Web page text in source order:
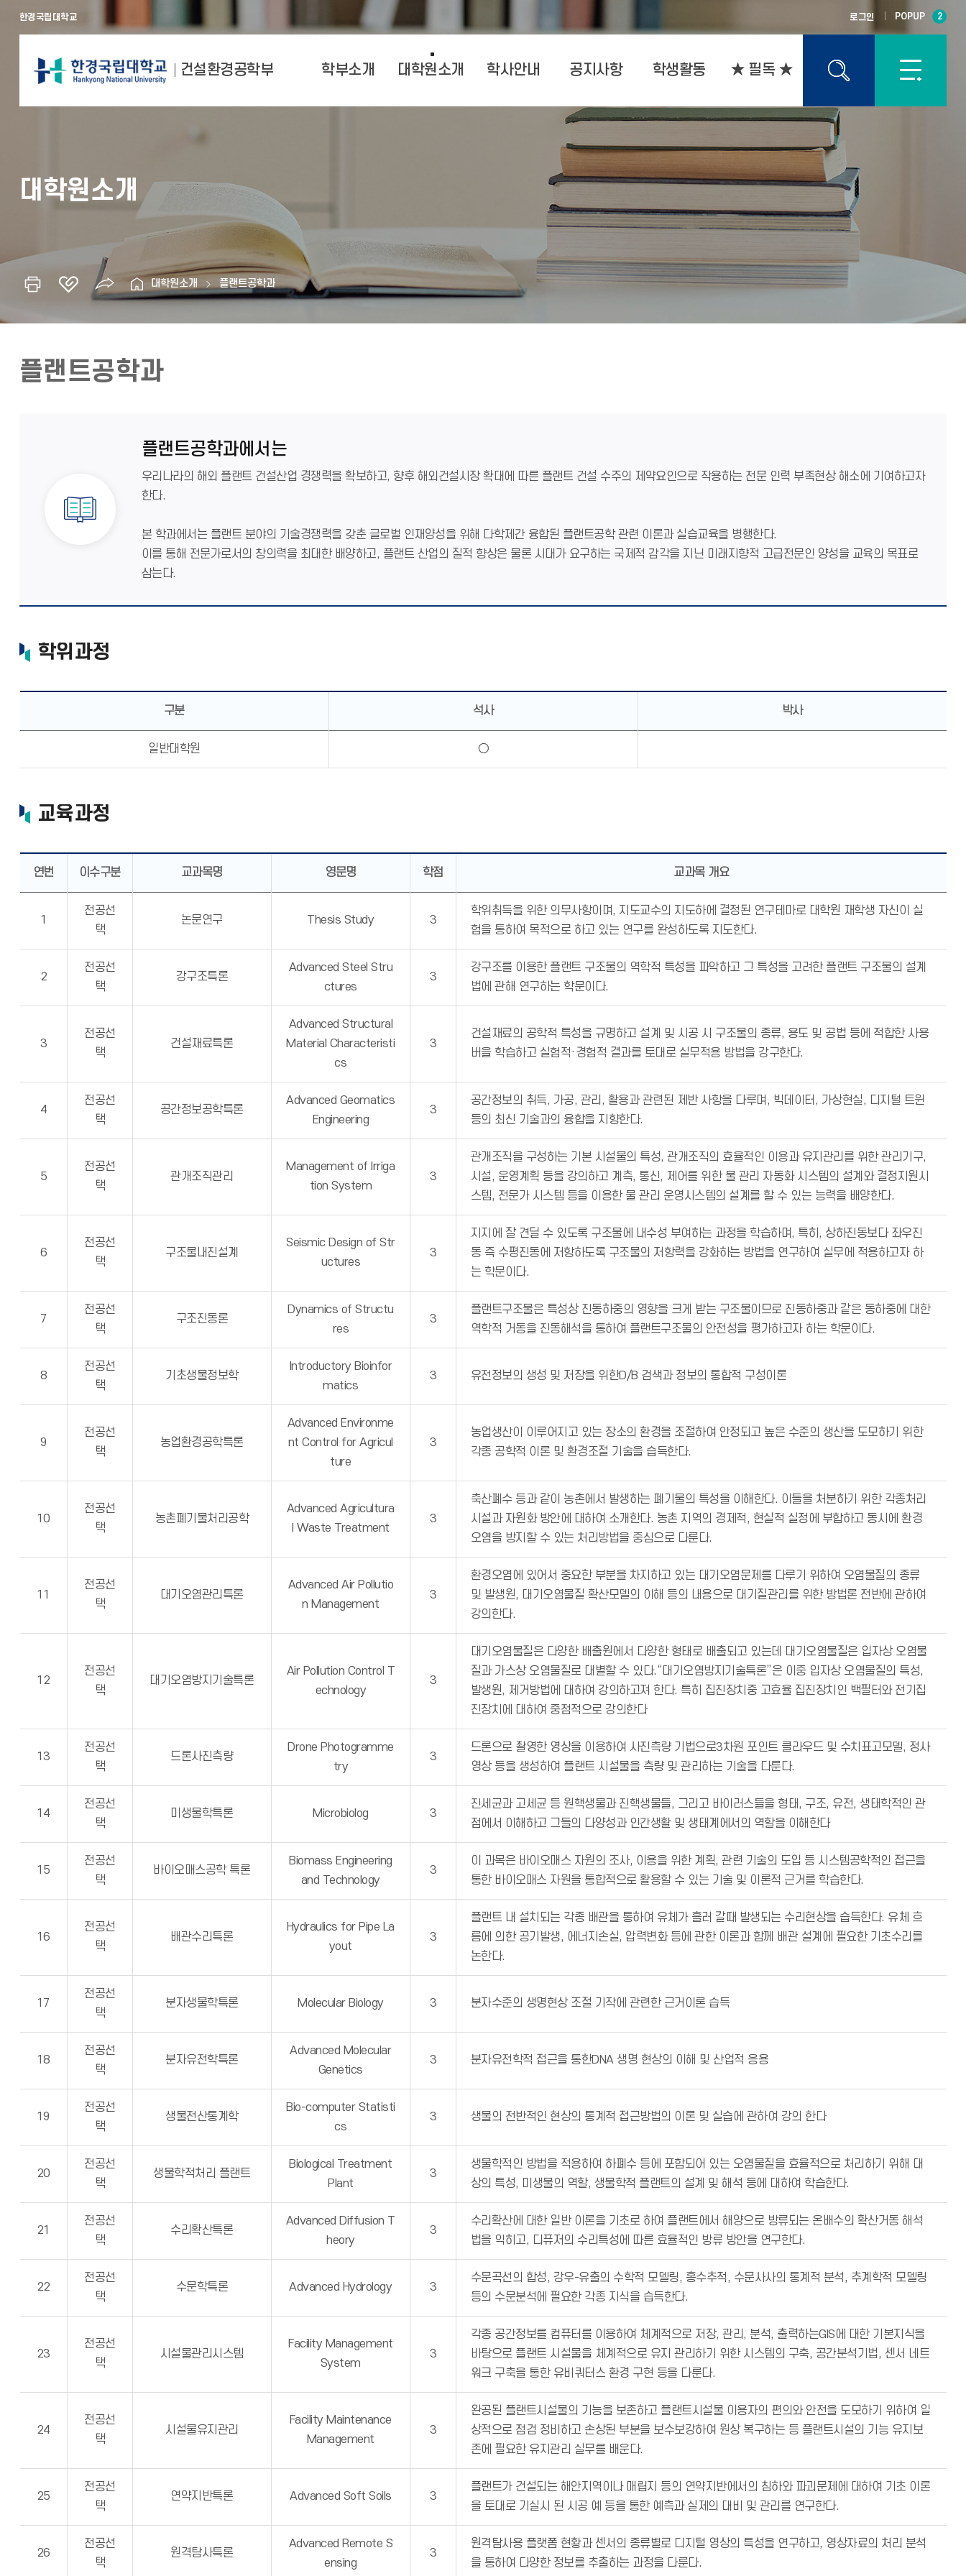
한경국립대학교 로그인 POPUP 2
건설환경공학부 학부소개 대학원소개 학사안내 공지사항 학생활동 ★ 필독 ★
대학원소개
대학원소개 플랜트공학과
플랜트공학과
플랜트공학과에서는
우리나라의 해외 플랜트 건설산업 경쟁력을 확보하고, 향후 해외건설시장 확대에 따른 플랜트 건설 수주의 제약요인으로 작용하는 전문 인력 부족현상 해소에 기여하고자
한다.
본 학과에서는 플랜트 분야의 기술경쟁력을 갖춘 글로벌 인재양성을 위해 다학제간 융합된 플랜트공학 관련 이론과 실습교육을 병행한다.
이를 통해 전문가로서의 창의력을 최대한 배양하고, 플랜트 산업의 질적 향상은 물론 시대가 요구하는 국제적 감각을 지닌 미래지향적 고급전문인 양성을 교육의 목표로
삼는다.
학위과정
구분 석사 박사
일반대학원 ○
교육과정
연번 이수구분 교과목명 영문명 학점 교과목 개요
1
전공선
택
논문연구 Thesis Study 3
학위취득을 위한 의무사항이며, 지도교수의 지도하에 결정된 연구테마로 대학원 재학생 자신이 실
험을 통하여 목적으로 하고 있는 연구를 완성하도록 지도한다.
2
전공선
택
강구조특론
Advanced Steel Stru
ctures
3
강구조를 이용한 플랜트 구조물의 역학적 특성을 파악하고 그 특성을 고려한 플랜트 구조물의 설계
법에 관해 연구하는 학문이다.
3
전공선
택
건설재료특론
Advanced Structural
Material Characteristi
cs
3
건설재료의 공학적 특성을 규명하고 설계 및 시공 시 구조물의 종류, 용도 및 공법 등에 적합한 사용
버을 학습하고 실험적·경험적 결과를 토대로 실무적용 방법을 강구한다.
4
전공선
택
공간정보공학특론
Advanced Geomatics
Engineering
3
공간정보의 취득, 가공, 관리, 활용과 관련된 제반 사항을 다루며, 빅데이터, 가상현실, 디지털 트윈
등의 최신 기술과의 융합을 지향한다.
5
전공선
택
관개조직관리
Management of Irriga
tion System
3
관개조직을 구성하는 기본 시설물의 특성, 관개조직의 효율적인 이용과 유지관리를 위한 관리기구,
시설, 운영계획 등을 강의하고 계측, 통신, 제어를 위한 물 관리 자동화 시스템의 설계와 결정지원시
스템, 전문가 시스템 등을 이용한 물 관리 운영시스템의 설계를 할 수 있는 능력을 배양한다.
6
전공선
택
구조물내진설계
Seismic Design of Str
uctures
3
지지에 잘 견딜 수 있도록 구조물에 내수성 부여하는 과정을 학습하며, 특히, 상하진동보다 좌우진
동 즉 수평진동에 저항하도록 구조물의 저항력을 강화하는 방법을 연구하여 실무에 적용하고자 하
는 학문이다.
7
전공선
택
구조진동론
Dynamics of Structu
res
3
플랜트구조물은 특성상 진동하중의 영향을 크게 받는 구조물이므로 진동하중과 같은 동하중에 대한
역학적 거동을 진동해석을 통하여 플랜트구조물의 안전성을 평가하고자 하는 학문이다.
8
전공선
택
기초생물정보학
Introductory Bioinfor
matics
3 유전정보의 생성 및 저장을 위한D/B 검색과 정보의 통합적 구성이론
9
전공선
택
농업환경공학특론
Advanced Environme
nt Control for Agricul
ture
3
농업생산이 이루어지고 있는 장소의 환경을 조절하여 안정되고 높은 수준의 생산을 도모하기 위한
각종 공학적 이론 및 환경조절 기술을 습득한다.
10
전공선
택
농촌폐기물처리공학
Advanced Agricultura
l Waste Treatment
3
축산폐수 등과 같이 농촌에서 발생하는 폐기물의 특성을 이해한다. 이들을 처분하기 위한 각종처리
시설과 자원화 방안에 대하여 소개한다. 농촌 지역의 경제적, 현실적 실정에 부합하고 동시에 환경
오염을 방지할 수 있는 처리방법을 중심으로 다룬다.
11
전공선
택
대기오염관리특론
Advanced Air Pollutio
n Management
3
환경오염에 있어서 중요한 부분을 차지하고 있는 대기오염문제를 다루기 위하여 오염물질의 종류
및 발생원, 대기오염물질 확산모델의 이해 등의 내용으로 대기질관리를 위한 방법론 전반에 관하여
강의한다.
12
전공선
택
대기오염방지기술특론
Air Pollution Control T
echnology
3
대기오염물질은 다양한 배출원에서 다양한 형태로 배출되고 있는데 대기오염물질은 입자상 오염물
질과 가스상 오염물질로 대별할 수 있다.“대기오염방지기술특론”은 이중 입자상 오염물질의 특성,
발생원, 제거방법에 대하여 강의하고져 한다. 특히 집진장치중 고효율 집진장치인 백필터와 전기집
진장치에 대하여 중점적으로 강의한다
13
전공선
택
드론사진측량
Drone Photogramme
try
3
드론으로 촬영한 영상을 이용하여 사진측량 기법으로3차원 포인트 클라우드 및 수치표고모델, 정사
영상 등을 생성하여 플랜트 시설물을 측량 및 관리하는 기술을 다룬다.
14
전공선
택
미생물학특론 Microbiolog 3
진세균과 고세균 등 원핵생물과 진핵생물들, 그리고 바이러스들을 형태, 구조, 유전, 생태학적인 관
점에서 이해하고 그들의 다양성과 인간생활 및 생태계에서의 역할을 이해한다
15
전공선
택
바이오매스공학 특론
Biomass Engineering
and Technology
3
이 과목은 바이오매스 자원의 조사, 이용을 위한 계획, 관련 기술의 도입 등 시스템공학적인 접근을
통한 바이오매스 자원을 통합적으로 활용할 수 있는 기술 및 이론적 근거를 학습한다.
16
전공선
택
배관수리특론
Hydraulics for Pipe La
yout
3
플랜트 내 설치되는 각종 배관을 통하여 유체가 흘러 갈때 발생되는 수리현상을 습득한다. 유체 흐
름에 의한 공기발생, 에너지손실, 압력변화 등에 관한 이론과 함께 배관 설계에 필요한 기초수리를
논한다.
17
전공선
택
분자생물학특론 Molecular Biology 3 분자수준의 생명현상 조절 기작에 관련한 근거이론 습득
18
전공선
택
분자유전학특론
Advanced Molecular
Genetics
3 분자유전학적 접근을 통한DNA 생명 현상의 이해 및 산업적 응용
19
전공선
택
생물전산통계학
Bio-computer Statisti
cs
3 생물의 전반적인 현상의 통계적 접근방법의 이론 및 실습에 관하여 강의 한다
20
전공선
택
생물학적처리 플랜트
Biological Treatment
Plant
3
생물학적인 방법을 적용하여 하폐수 등에 포함되어 있는 오염물질을 효율적으로 처리하기 위해 대
상의 특성, 미생물의 역할, 생물학적 플랜트의 설계 및 해석 등에 대하여 학습한다.
21
전공선
택
수리확산특론
Advanced Diffusion T
heory
3
수리확산에 대한 일반 이론을 기초로 하여 플랜트에서 해양으로 방류되는 온배수의 확산거동 해석
법을 익히고, 디퓨저의 수리특성에 따른 효율적인 방류 방안을 연구한다.
22
전공선
택
수문학특론 Advanced Hydrology 3
수문곡선의 합성, 강우-유출의 수학적 모델링, 홍수추적, 수문사사의 통계적 분석, 추계학적 모델링
등의 수문분석에 필요한 각종 지식을 습득한다.
23
전공선
택
시설물관리시스템
Facility Management
System
3
각종 공간정보를 컴퓨터를 이용하여 체계적으로 저장, 관리, 분석, 출력하는GIS에 대한 기본지식을
바탕으로 플랜트 시설물을 체계적으로 유지 관리하기 위한 시스템의 구축, 공간분석기법, 센서 네트
워크 구축을 통한 유비쿼터스 환경 구현 등을 다룬다.
24
전공선
택
시설물유지관리
Facility Maintenance
Management
3
완공된 플랜트시설물의 기능을 보존하고 플랜트시설물 이용자의 편의와 안전을 도모하기 위하여 일
상적으로 점검 정비하고 손상된 부분을 보수보강하여 원상 복구하는 등 플랜트시설의 기능 유지보
존에 필요한 유지관리 실무를 배운다.
25
전공선
택
연약지반특론 Advanced Soft Soils 3
플랜트가 건설되는 해안지역이나 매립지 등의 연약지반에서의 침하와 파괴문제에 대하여 기초 이론
을 토대로 기실시 된 시공 예 등을 통한 예측과 실제의 대비 및 관리를 연구한다.
26
전공선
택
원격탐사특론
Advanced Remote S
ensing
3
원격탐사용 플랫폼 현황과 센서의 종류별로 디지털 영상의 특성을 연구하고, 영상자료의 처리 분석
을 통하여 다양한 정보를 추출하는 과정을 다룬다.